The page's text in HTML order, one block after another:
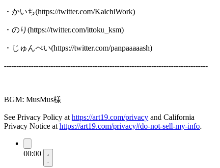
・かいち(https://twitter.com/KaichiWork)
・のり(https://twitter.com/ittoku_ksm)
・じゅんぺい(https://twitter.com/panpaaaaash)
-----------------------------------------------------------------------------------
BGM: MusMus様
See Privacy Policy at https://art19.com/privacy and California
Privacy Notice at https://art19.com/privacy#do-not-sell-my-info.
00:00